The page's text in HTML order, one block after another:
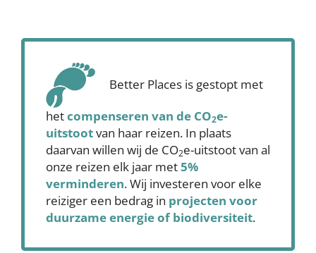
Better Places is gestopt met
hetcompenseren van de CO2e-
uitstootvan haar reizen. In plaats
daarvan willen wij de CO2e-uitstoot van al
onze reizen elk jaar met5%
verminderen. Wij investeren voor elke
reiziger een bedrag in projecten voor
duurzame energie of biodiversiteit.